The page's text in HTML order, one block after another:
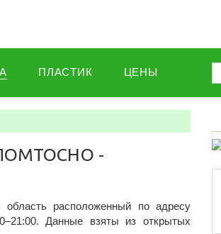
ПЛАСТИК ЦЕНЫ
-
расположенный по адресу
Данные взяты из открытых